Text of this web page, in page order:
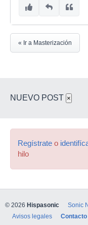
« Ir a Masterización
NUEVO POST ×
Regístrate o
hilo
© 2026 Hispasonic Sonic
Avisos legales
Contacto